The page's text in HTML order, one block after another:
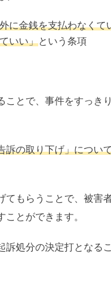
に金銭を支払わなくて
いい」という条項
ことで、事件をすっき
訴の取り下げ」につい
てもらうことで、被害
ことができます。
訴処分の決定打となる